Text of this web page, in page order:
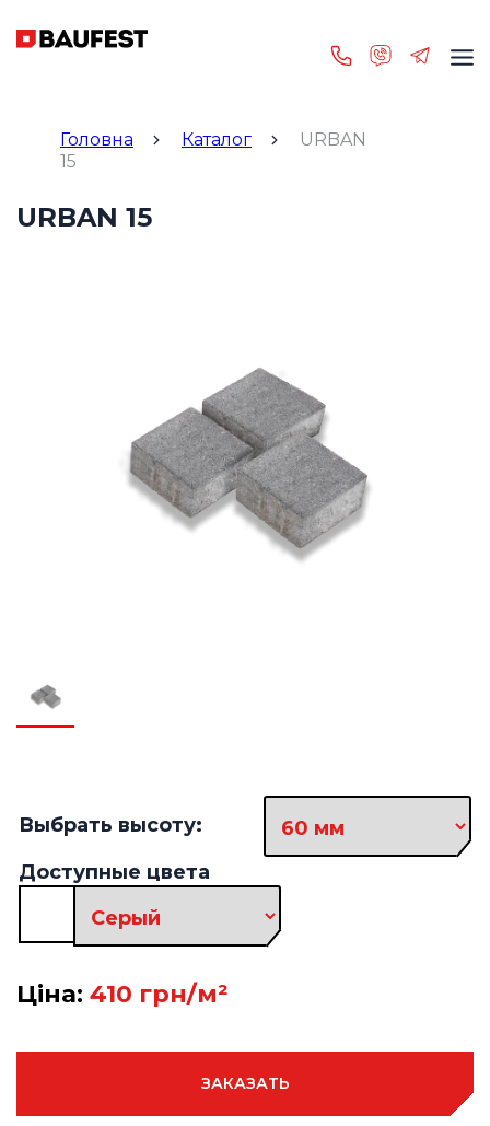
Головна Каталог
URBAN
15
URBAN 15
Выбрать высоту:
Доступные цвета
Ціна: 410 грн/м²
ЗАКАЗАТЬ